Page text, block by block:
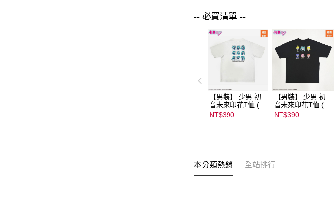
-- 必買清單 --
【男裝】 少男 初
音未來印花T恤 (初
音ミク) ｜
08022B01232000
NT$390
【男裝】 少男 初
音未來印花T恤 (初
音ミク) ｜
08022B01232000
NT$390
本分類熱銷 全站排行